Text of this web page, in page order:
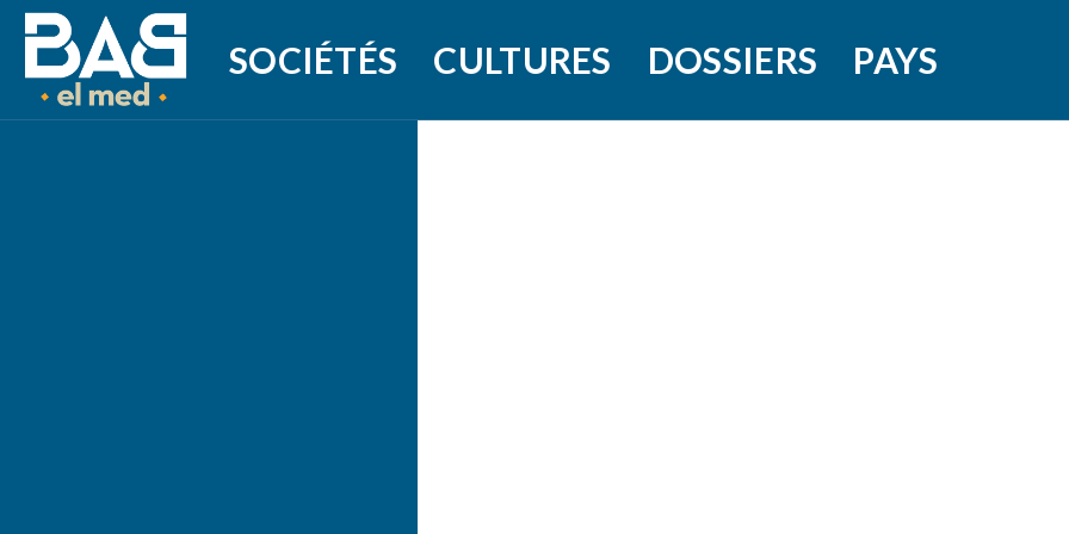
SOCIÉTÉS CULTURES DOSSIERS PAYS